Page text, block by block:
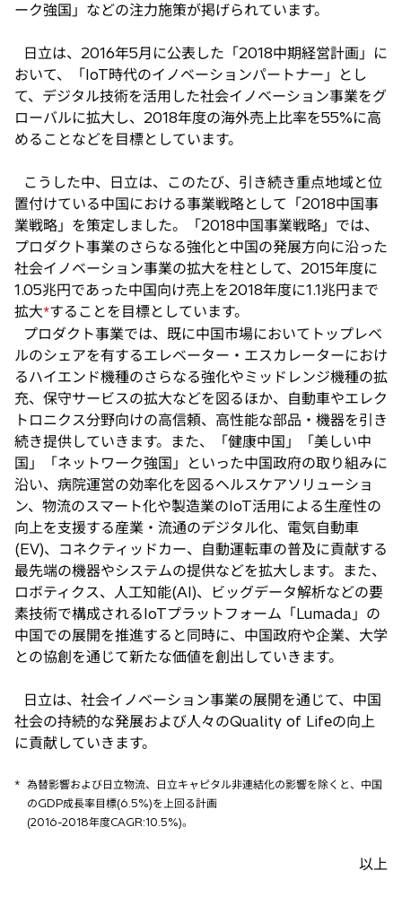
ーク強国」などの注力施策が掲げられています。
日立は、2016年5月に公表した「2018中期経営計画」に
おいて、「IoT時代のイノベーションパートナー」とし
て、デジタル技術を活用した社会イノベーション事業をグ
ローバルに拡大し、2018年度の海外売上比率を55%に高
めることなどを目標としています。
こうした中、日立は、このたび、引き続き重点地域と位
置付けている中国における事業戦略として「2018中国事
業戦略」を策定しました。「2018中国事業戦略」では、
プロダクト事業のさらなる強化と中国の発展方向に沿った
社会イノベーション事業の拡大を柱として、2015年度に
1.05兆円であった中国向け売上を2018年度に1.1兆円まで
拡大*することを目標としています。
プロダクト事業では、既に中国市場においてトップレベ
ルのシェアを有するエレベーター・エスカレーターにおけ
るハイエンド機種のさらなる強化やミッドレンジ機種の拡
充、保守サービスの拡大などを図るほか、自動車やエレク
トロニクス分野向けの高信頼、高性能な部品・機器を引き
続き提供していきます。また、「健康中国」「美しい中
国」「ネットワーク強国」といった中国政府の取り組みに
沿い、病院運営の効率化を図るヘルスケアソリューショ
ン、物流のスマート化や製造業のIoT活用による生産性の
向上を支援する産業・流通のデジタル化、電気自動車
(EV)、コネクティッドカー、自動運転車の普及に貢献する
最先端の機器やシステムの提供などを拡大します。また、
ロボティクス、人工知能(AI)、ビッグデータ解析などの要
素技術で構成されるIoTプラットフォーム「Lumada」の
中国での展開を推進すると同時に、中国政府や企業、大学
との協創を通じて新たな価値を創出していきます。
日立は、社会イノベーション事業の展開を通じて、中国
社会の持続的な発展および人々のQuality of Lifeの向上
に貢献していきます。
* 為替影響および日立物流、日立キャピタル非連結化の影響を除くと、中国
のGDP成長率目標(6.5%)を上回る計画
(2016-2018年度CAGR:10.5%)。
以上